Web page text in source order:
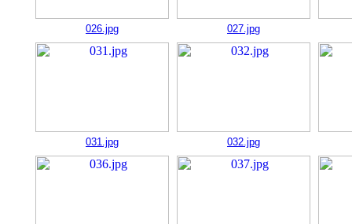
026.jpg 027.jpg
031.jpg 032.jpg